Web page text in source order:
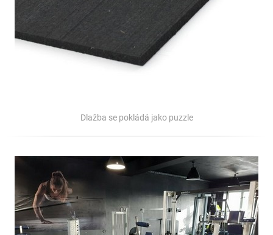
Dlažba se pokládá jako puzzle